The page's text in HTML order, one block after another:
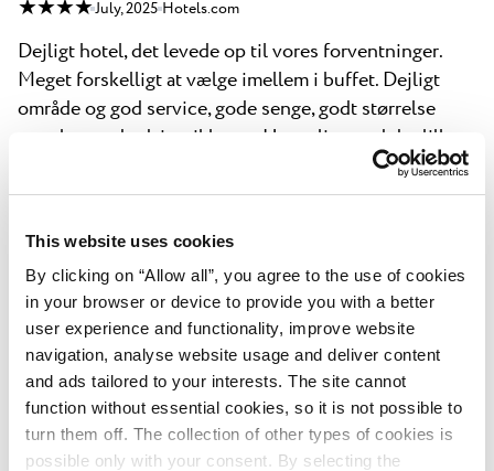
This website uses cookies
By clicking on “Allow all”, you agree to the use of cookies
in your browser or device to provide you with a better
user experience and functionality, improve website
navigation, analyse website usage and deliver content
and ads tailored to your interests. The site cannot
function without essential cookies, so it is not possible to
turn them off. The collection of other types of cookies is
possible only with your consent. By selecting the
★ ★ ★ ★ July, 2025 Hotels.com
Dejligt hotel, det levede op til vores forventninger.
Meget forskelligt at vælge imellem i buffet. Dejligt
område og god service, gode senge, godt størrelse
værelse med udsigt til havet. Hyggeligt med det lille
turist tog der kører rundt i området. Vi kommer gerne
igen en anden gang.
Gary
★ ★ ★ ★ ★ June, 2025 Expedia
Really good hotel nice buffet for half board and only a
5 minute walk to a nice little beach
Jacqueline
★ ★ ★ ★